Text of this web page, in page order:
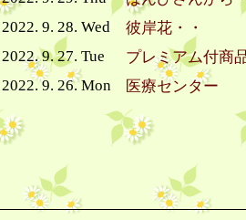
2022. 9. 28. Wed
彼岸花・・
2022. 9. 27. Tue
プレミアム付商
2022. 9. 26. Mon
医療センター